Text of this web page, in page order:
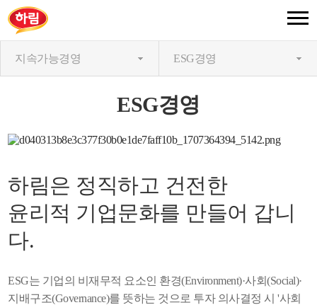
지속가능경영 ESG경영
ESG경영
하림은 정직하고 건전한
윤리적 기업문화를 만들어 갑니
다.
ESG는 기업의 비재무적 요소인 환경(Environment)·사회(Social)·
지배구조(Governance)를 뜻하는 것으로 투자 의사결정 시 '사회